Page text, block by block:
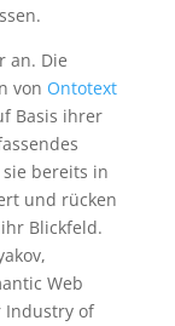
an. Die
von Ontotext
Basis ihrer
bereits in
und rücken
Blickfeld.
Web
Industry of